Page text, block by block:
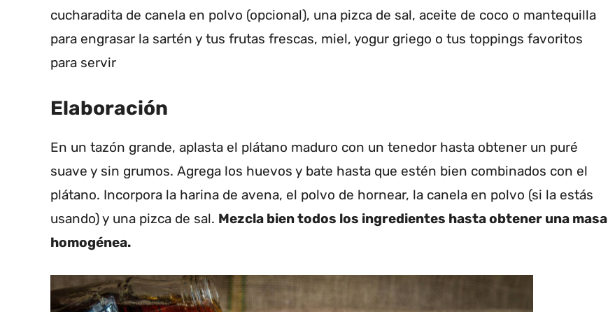
cucharadita de canela en polvo (opcional), una pizca de sal, aceite de coco o mantequilla
para engrasar la sartén y tus frutas frescas, miel, yogur griego o tus toppings favoritos
para servir
Elaboración
En un tazón grande, aplasta el plátano maduro con un tenedor hasta obtener un puré
suave y sin grumos. Agrega los huevos y bate hasta que estén bien combinados con el
plátano. Incorpora la harina de avena, el polvo de hornear, la canela en polvo (si la estás
usando) y una pizca de sal. Mezcla bien todos los ingredientes hasta obtener una masa
homogénea.